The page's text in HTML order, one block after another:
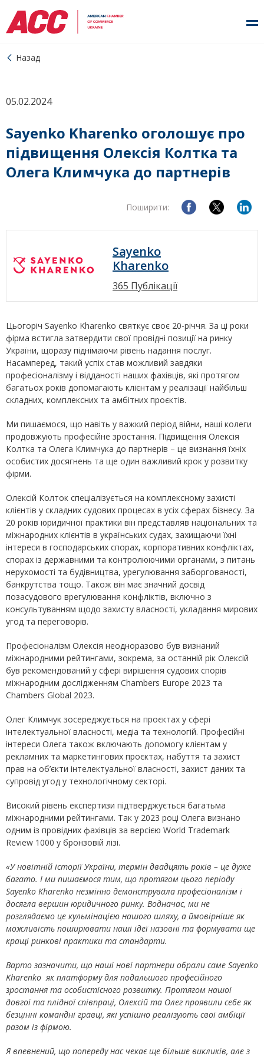
Назад
05.02.2024
Sayenko Kharenko оголошує про
підвищення Олексія Колтка та
Олега Климчука до партнерів
Поширити:
Sayenko
Kharenko
365 Публікації
Цьогоріч Sayenko Kharenko святкує своє 20-річчя. За ці роки
фірма встигла затвердити свої провідні позиції на ринку
України, щоразу піднімаючи рівень надання послуг.
Насамперед, такий успіх став можливий завдяки
професіоналізму і відданості наших фахівців, які протягом
багатьох років допомагають клієнтам у реалізації найбільш
складних, комплексних та амбітних проєктів.
Ми пишаємося, що навіть у важкий період війни, наші колеги
продовжують професійне зростання. Підвищення Олексія
Колтка та Олега Климчука до партнерів – це визнання їхніх
особистих досягнень та ще один важливий крок у розвитку
фірми.
Олексій Колток спеціалізується на комплексному захисті
клієнтів у складних судових процесах в усіх сферах бізнесу. За
20 років юридичної практики він представляв національних та
міжнародних клієнтів в українських судах, захищаючи їхні
інтереси в господарських спорах, корпоративних конфліктах,
спорах із державними та контролюючими органами, з питань
нерухомості та будівництва, урегулювання заборгованості,
банкрутства тощо. Також він має значний досвід
позасудового врегулювання конфліктів, включно з
консультуванням щодо захисту власності, укладання мирових
угод та переговорів.
Професіоналізм Олексія неодноразово був визнаний
міжнародними рейтингами, зокрема, за останній рік Олексій
був рекомендований у сфері вирішення судових спорів
міжнародним дослідженням Chambers Europe 2023 та
Chambers Global 2023.
Олег Климчук зосереджується на проєктах у сфері
інтелектуальної власності, медіа та технологій. Професійні
інтереси Олега також включають допомогу клієнтам у
рекламних та маркетингових проєктах, набуття та захист
прав на об’єкти інтелектуальної власності, захист даних та
супровід угод у технологічному секторі.
Високий рівень експертизи підтверджується багатьма
міжнародними рейтингами. Так у 2023 році Олега визнано
одним із провідних фахівців за версією World Trademark
Review 1000 у бронзовій лізі.
«У новітній історії України, термін двадцять років – це дуже
багато. І ми пишаємося тим, що протягом цього періоду
Sayenko Kharenko незмінно демонструвала професіоналізм і
досягла вершин юридичного ринку. Водначас, ми не
розглядаємо це кульмінацією нашого шляху, а ймовірніше як
можливість поширювати наші ідеї назовні та формувати ще
кращі ринкові практики та стандарти.
Варто зазначити, що наші нові партнери обрали саме Sayenko
Kharenko як платформу для подальшого професійного
зростання та особистісного розвитку. Протягом нашої
довгої та плідної співпраці, Олексій та Олег проявили себе як
безцінні командні гравці, які успішно реалізують свої амбіції
разом із фірмою.
Я впевнений, що попереду нас чекає ще більше викликів, але з